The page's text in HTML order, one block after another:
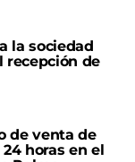
la sociedad
recepción de
de venta de
horas en el